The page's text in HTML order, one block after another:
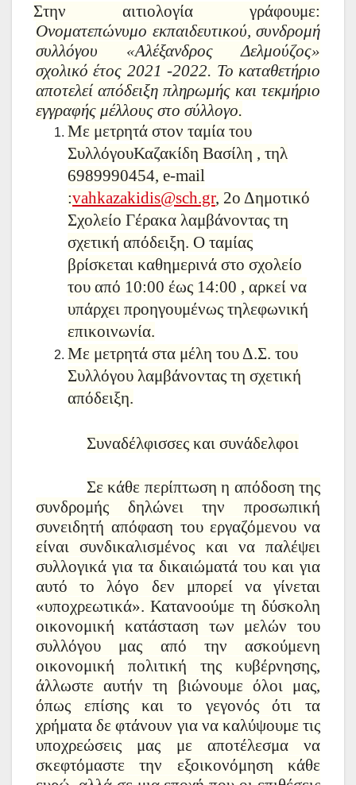
Στην αιτιολογία γράφουμε:
Ονοματεπώνυμο εκπαιδευτικού, συνδρομή
συλλόγου «Αλέξανδρος Δελμούζος»
σχολικό έτος 2021 -2022. Το καταθετήριο
αποτελεί απόδειξη πληρωμής και τεκμήριο
εγγραφής μέλλους στο σύλλογο.
Με μετρητά στον ταμία του
ΣυλλόγουΚαζακίδη Βασίλη , τηλ
6989990454, e-mail
:vahkazakidis@sch.gr, 2ο Δημοτικό
Σχολείο Γέρακα λαμβάνοντας τη
σχετική απόδειξη. Ο ταμίας
βρίσκεται καθημερινά στο σχολείο
του από 10:00 έως 14:00 , αρκεί να
υπάρχει προηγουμένως τηλεφωνική
επικοινωνία.
Με μετρητά στα μέλη του Δ.Σ. του
Συλλόγου λαμβάνοντας τη σχετική
απόδειξη.
Συναδέλφισσες και συνάδελφοι
Σε κάθε περίπτωση η απόδοση της
συνδρομής δηλώνει την προσωπική
συνειδητή απόφαση του εργαζόμενου να
είναι συνδικαλισμένος και να παλέψει
συλλογικά για τα δικαιώματά του και για
αυτό το λόγο δεν μπορεί να γίνεται
«υποχρεωτικά». Κατανοούμε τη δύσκολη
οικονομική κατάσταση των μελών του
συλλόγου μας από την ασκούμενη
οικονομική πολιτική της κυβέρνησης,
άλλωστε αυτήν τη βιώνουμε όλοι μας,
όπως επίσης και το γεγονός ότι τα
χρήματα δε φτάνουν για να καλύψουμε τις
υποχρεώσεις μας με αποτέλεσμα να
σκεφτόμαστε την εξοικονόμηση κάθε